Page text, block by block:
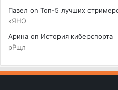
Павел on Топ-5 лучших
кЯНО
Арина on История киберспорта
рРщл